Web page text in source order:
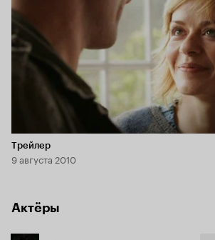
Длительность 2 мин
Трейлер
9 августа 2010
Актёры